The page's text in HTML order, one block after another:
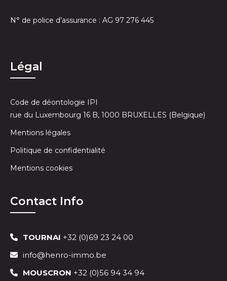
N° de police d’assurance : AG 97 276 445
Légal
Code de déontologie IPI
rue du Luxembourg 16 B, 1000 BRUXELLES (Belgique)
Mentions légales
Politique de confidentialité
Mentions cookies
Contact Info
TOURNAI +32 (0)69 23 24 00
info@henro-immo.be
MOUSCRON +32 (0)56 94 34 94